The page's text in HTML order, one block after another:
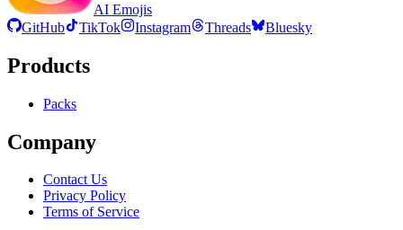
AI Emojis
GitHub
TikTok Instagram Threads Bluesky
Products
Packs
Company
Contact Us
Privacy Policy
Terms of Service